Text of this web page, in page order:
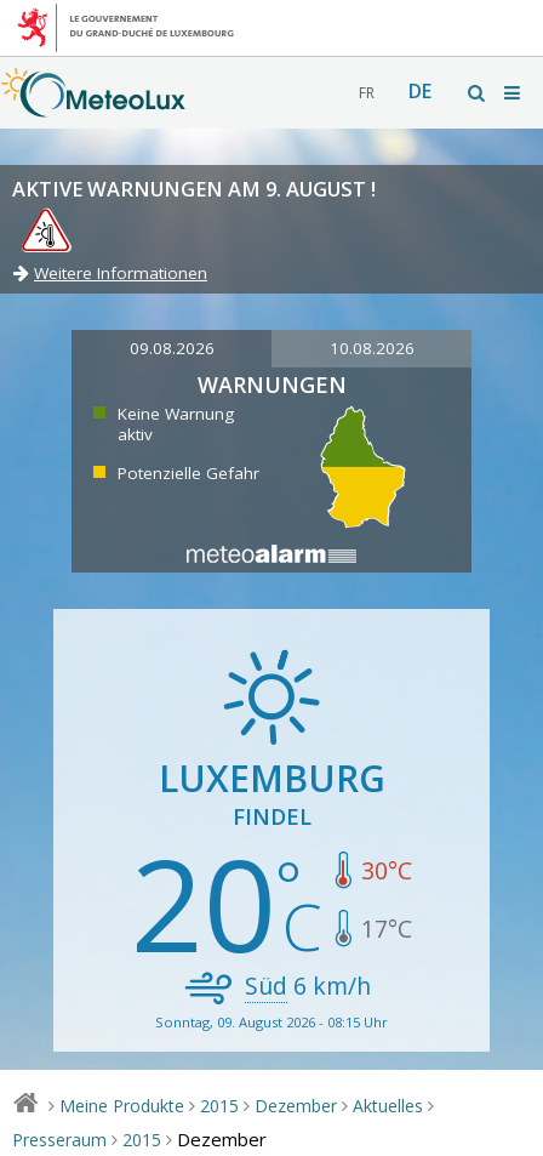
FR DE
AKTIVE WARNUNGEN AM 9. AUGUST !
Weitere Informationen
09.08.2026 10.08.2026
WARNUNGEN
Keine Warnung
aktiv
Potenzielle Gefahr
LUXEMBURG
FINDEL
20 30°C
17°C
Süd 6 km/h
Sonntag, 09. August 2026 - 08:15 Uhr
> Meine Produkte > 2015 > Dezember > Aktuelles >
Presseraum > 2015 > Dezember